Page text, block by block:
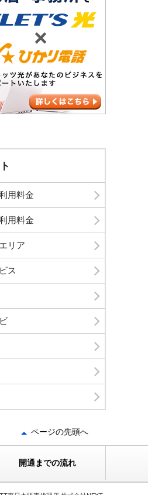
用料金
用料金
リア
ス
ページの先頭へ
開通までの流れ